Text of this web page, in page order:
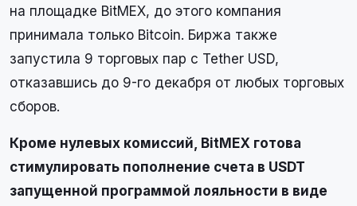
на площадке BitMEX, до этого компания
принимала только Bitcoin. Биржа также
запустила 9 торговых пар с Tether USD,
отказавшись до 9-го декабря от любых торговых
сборов.
Кроме нулевых комиссий, BitMEX готова
стимулировать пополнение счета в USDT
запущенной программой лояльности в виде